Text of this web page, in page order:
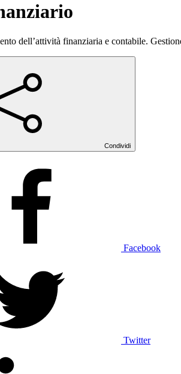
dell’attività finanziaria e contabile.
Condividi
Facebook
Twitter